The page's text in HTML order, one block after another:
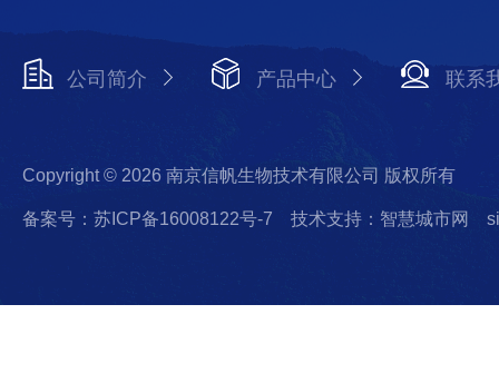
公司简介 产品中心 联系
Copyright © 2026 南京信帆生物技术有限公司 版权所有
备案号：苏ICP备16008122号-7 技术支持：智慧城市网